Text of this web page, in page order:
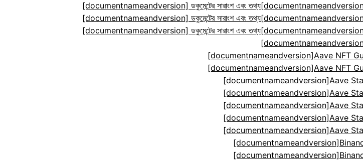
[documentnameandversion] ডকুমেন্টের সারাংশ এবং তথ্য[documentnameandversion]
[documentnameandversion] ডকুমেন্টের সারাংশ এবং তথ্য[documentnameandversion]
[documentnameandversion] ডকুমেন্টের সারাংশ এবং তথ্য[documentnameandversion]
[documentnameandversion]
[documentnameandversion]Aave NFT
[documentnameandversion]Aave NFT
[documentnameandversion]Aave
[documentnameandversion]Aave
[documentnameandversion]Aave
[documentnameandversion]Aave
[documentnameandversion]Aave